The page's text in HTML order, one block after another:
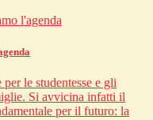
le studentesse e gli
Si avvicina infatti il
per il futuro: la